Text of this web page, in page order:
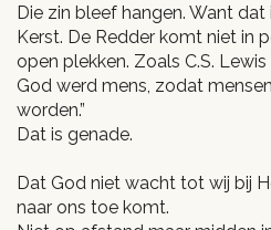
Die zin bleef hangen. Want
Kerst. De Redder komt niet in
open plekken. Zoals C.S.
God werd mens, zodat
worden.”
Dat is genade.
Dat God niet wacht tot wij bij
naar ons toe komt.